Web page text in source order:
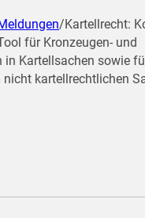
/Kartellrecht:
für Kronzeugen- und
in Kartellsachen sowie
kartellrechtlichen